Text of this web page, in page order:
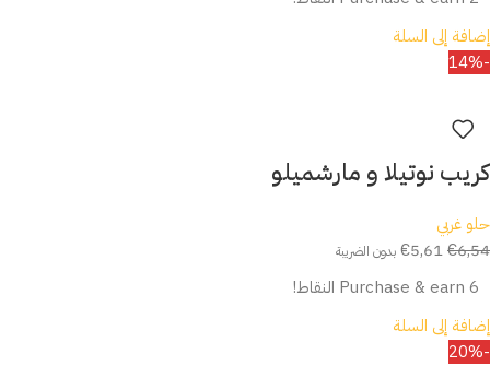
إضافة إلى السلة
-14%
كريب نوتيلا و مارشميلو
حلو غربي
€6,54
€5,61 بدون الضريبة
Purchase & earn 6 النقاط!
إضافة إلى السلة
-20%